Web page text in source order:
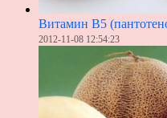
Витамин B5
2012-11-08 12:54:23